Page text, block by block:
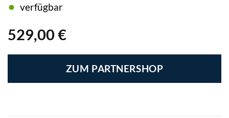
529,00 €
verfügbar
ZUM PARTNERSHOP